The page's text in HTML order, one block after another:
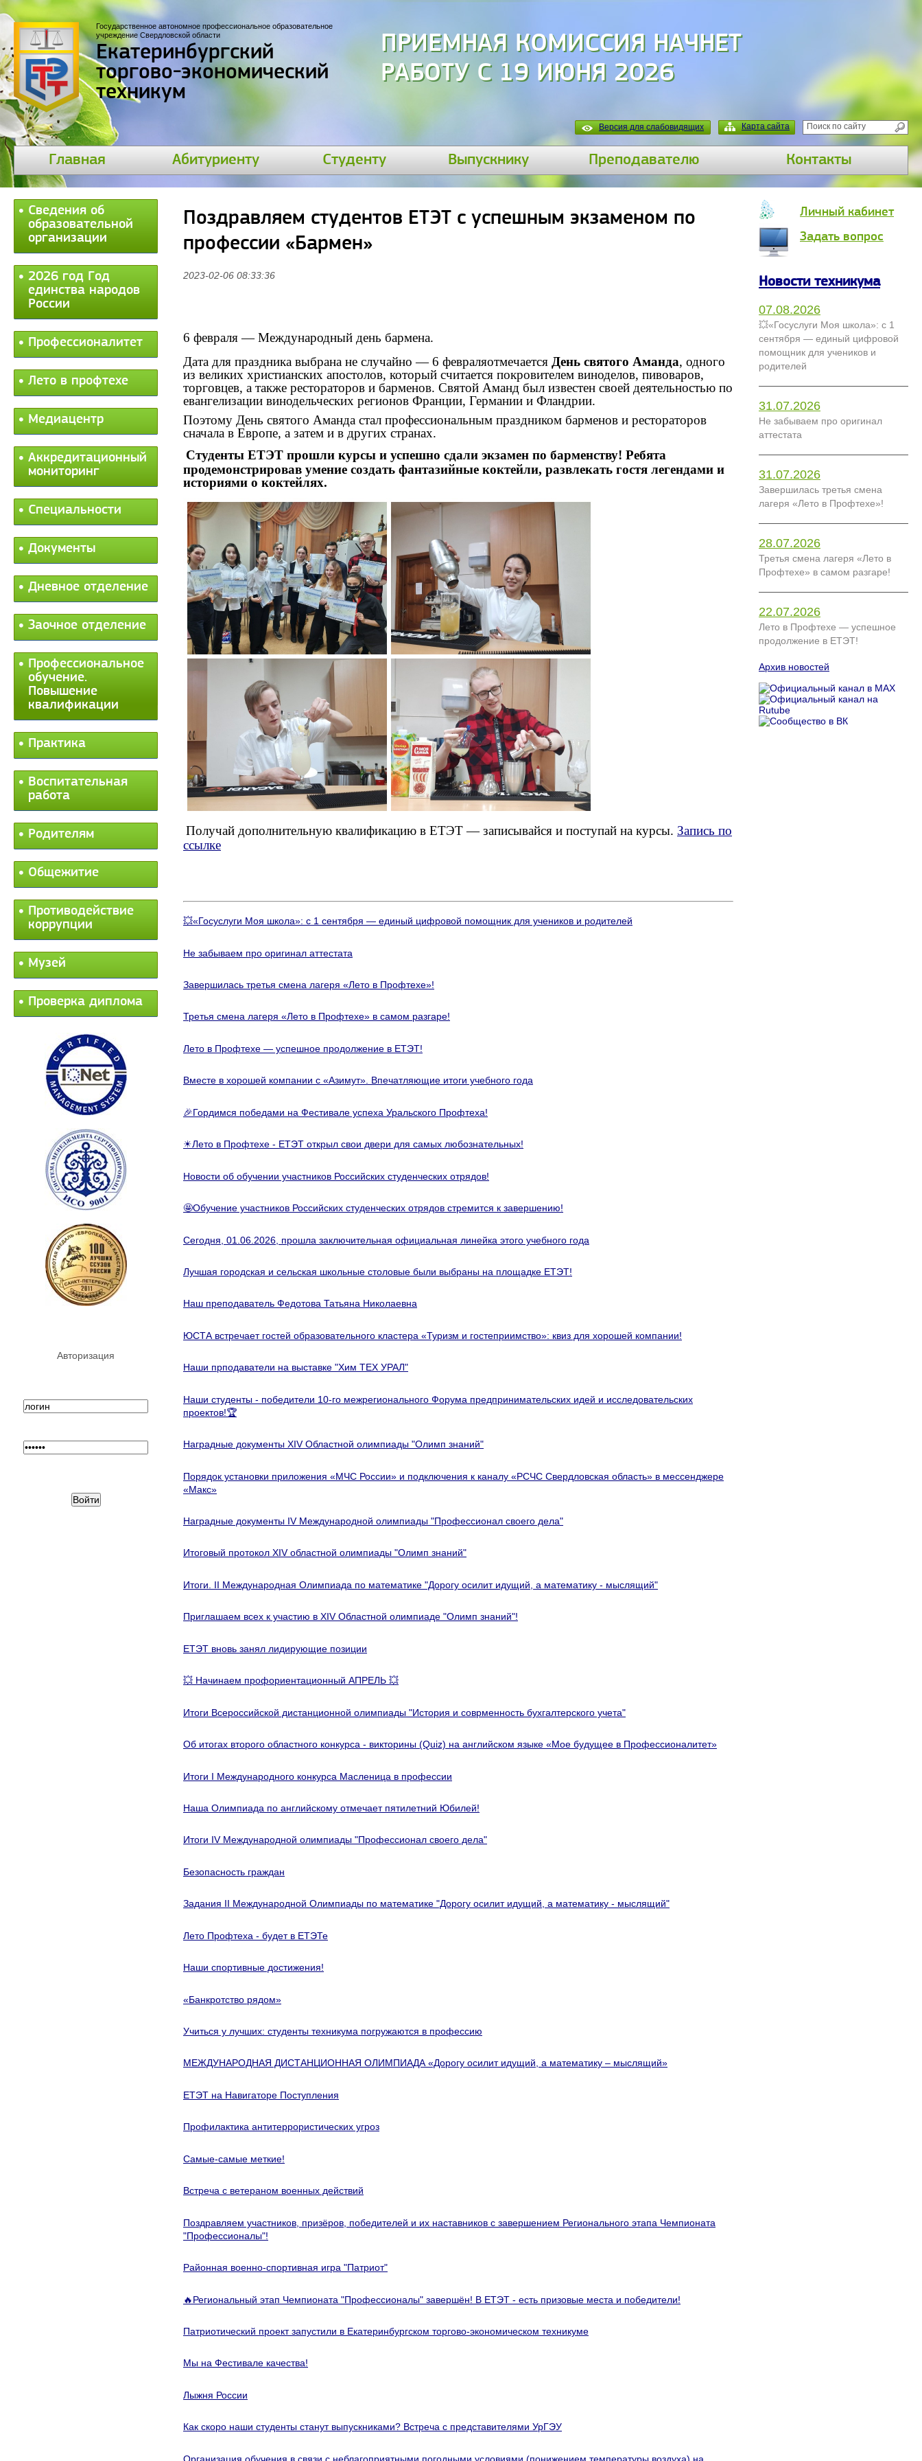
Государственное автономное профессиональное образовательное
учреждение Свердловской области
Екатеринбургский
торгово-экономический
техникум
ПРИЕМНАЯ КОМИССИЯ НАЧНЕТ
РАБОТУ С 19 ИЮНЯ 2026
Карта сайта
Версия для слабовидящих
Главная Абитуриенту Студенту Выпускнику Преподавателю Контакты
Сведения об
образовательной
организации
2026 год Год
единства народов
России
Профессионалитет
Лето в профтехе
Медиацентр
Аккредитационный
мониторинг
Специальности
Документы
Дневное отделение
Заочное отделение
Профессиональное
обучение.
Повышение
квалификации
Практика
Воспитательная
работа
Родителям
Общежитие
Противодействие
коррупции
Музей
Проверка диплома
Авторизация
Поздравляем студентов ЕТЭТ с успешным экзаменом по
профессии «Бармен»
2023-02-06 08:33:36
6 февраля — Международный день бармена.
Дата для праздника выбрана не случайно —6 февраляотмечается День святого Аманда, одного
из великих христианских апостолов, который считается покровителем виноделов, пивоваров,
торговцев, а также рестораторов и барменов. Святой Аманд был известен своей деятельностью по
евангелизации винодельческих регионов Франции, Германии и Фландрии.
Поэтому День святого Аманда стал профессиональным праздником барменов и рестораторов
сначала в Европе, а затем и в других странах.
Студенты ЕТЭТ прошли курсы и успешно сдали экзамен по барменству! Ребята
продемонстрировав умение создать фантазийные коктейли, развлекать гостя легендами и
историями о коктейлях.
Получай дополнительную квалификацию в ЕТЭТ — записывайся и поступай на курсы. Запись по
ссылке
💥«Госуслуги Моя школа»: с 1 сентября — единый цифровой помощник для учеников и родителей
Не забываем про оригинал аттестата
Завершилась третья смена лагеря «Лето в Профтехе»!
Третья смена лагеря «Лето в Профтехе» в самом разгаре!
Лето в Профтехе — успешное продолжение в ЕТЭТ!
Вместе в хорошей компании с «Азимут». Впечатляющие итоги учебного года
🎉Гордимся победами на Фестивале успеха Уральского Профтеха!
☀Лето в Профтехе - ЕТЭТ открыл свои двери для самых любознательных!
Новости об обучении участников Российских студенческих отрядов!
🤩Обучение участников Российских студенческих отрядов стремится к завершению!
Сегодня, 01.06.2026, прошла заключительная официальная линейка этого учебного года
Лучшая городская и сельская школьные столовые были выбраны на площадке ЕТЭТ!
Наш преподаватель Федотова Татьяна Николаевна
ЮСТА встречает гостей образовательного кластера «Туризм и гостеприимство»: квиз для хорошей компании!
Наши прподаватели на выставке "Хим ТЕХ УРАЛ"
Наши студенты - победители 10-го межрегионального Форума предпринимательских идей и исследовательских
проектов!🏆
Наградные документы XIV Областной олимпиады "Олимп знаний"
Порядок установки приложения «МЧС России» и подключения к каналу «РСЧС Свердловская область» в мессенджере
«Макс»
Наградные документы IV Международной олимпиады "Профессионал своего дела"
Итоговый протокол XIV областной олимпиады "Олимп знаний"
Итоги. II Международная Олимпиада по математике "Дорогу осилит идущий, а математику - мыслящий"
Приглашаем всех к участию в XIV Областной олимпиаде "Олимп знаний"!
ЕТЭТ вновь занял лидирующие позиции
💥 Начинаем профориентационный АПРЕЛЬ 💥
Итоги Всероссийской дистанционной олимпиады "История и соврменность бухгалтерского учета"
Об итогах второго областного конкурса - викторины (Quiz) на английском языке «Мое будущее в Профессионалитет»
Итоги I Международного конкурса Масленица в профессии
Наша Олимпиада по английскому отмечает пятилетний Юбилей!
Итоги IV Международной олимпиады "Профессионал своего дела"
Безопасность граждан
Задания II Международной Олимпиады по математике "Дорогу осилит идущий, а математику - мыслящий"
Лето Профтеха - будет в ЕТЭТе
Наши спортивные достижения!
«Банкротство рядом»
Учиться у лучших: студенты техникума погружаются в профессию
МЕЖДУНАРОДНАЯ ДИСТАНЦИОННАЯ ОЛИМПИАДА «Дорогу осилит идущий, а математику – мыслящий»
ЕТЭТ на Навигаторе Поступления
Профилактика антитеррористических угроз
Самые-самые меткие!
Встреча с ветераном военных действий
Поздравляем участников, призёров, победителей и их наставников с завершением Регионального этапа Чемпионата
"Профессионалы"!
Районная военно-спортивная игра "Патриот"
🔥Региональный этап Чемпионата "Профессионалы" завершён! В ЕТЭТ - есть призовые места и победители!
Патриотический проект запустили в Екатеринбургском торгово-экономическом техникуме
Мы на Фестивале качества!
Лыжня России
Как скоро наши студенты станут выпускниками? Встреча с представителями УрГЭУ
Организация обучения в связи с неблагоприятными погодными условиями (понижением температуры воздуха) на
Личный кабинет
Задать вопрос
Новости техникума
07.08.2026
💥«Госуслуги Моя школа»: с 1
сентября — единый цифровой
помощник для учеников и
родителей
31.07.2026
Не забываем про оригинал
аттестата
31.07.2026
Завершилась третья смена
лагеря «Лето в Профтехе»!
28.07.2026
Третья смена лагеря «Лето в
Профтехе» в самом разгаре!
22.07.2026
Лето в Профтехе — успешное
продолжение в ЕТЭТ!
Архив новостей